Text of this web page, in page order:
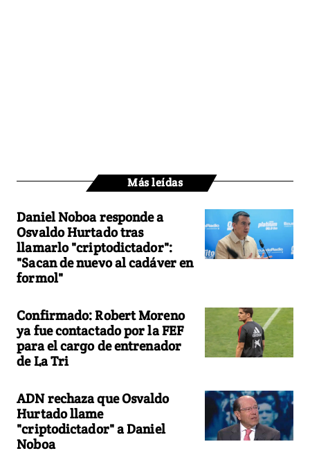
Más leídas
Daniel Noboa responde a
Osvaldo Hurtado tras
llamarlo "criptodictador":
"Sacan de nuevo al cadáver en
formol"
Confirmado: Robert Moreno
ya fue contactado por la FEF
para el cargo de entrenador
de La Tri
ADN rechaza que Osvaldo
Hurtado llame
"criptodictador" a Daniel
Noboa